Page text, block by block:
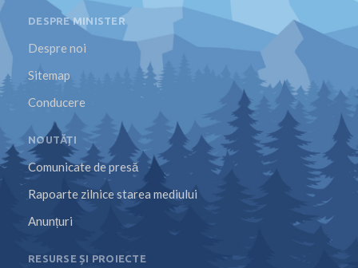
DESPRE MINISTER
Despre noi
Sitemap
Conducere
NOUTĂȚI
Comunicate de presă
Rapoarte zilnice starea mediului
Anunțuri
RESURSE ȘI PROIECTE